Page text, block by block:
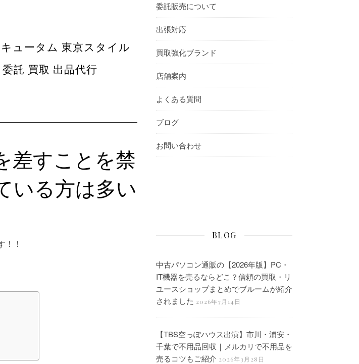
ュータム 東京スタイル
託 買取 出品代行
差すことを禁
いる方は多い
！！
委託販売について
出張対応
買取強化ブランド
店舗案内
よくある質問
ブログ
お問い合わせ
BLOG
中古パソコン通販の【2026年版】PC・
IT機器を売るならどこ？信頼の買取・リ
ユースショップまとめでブルームが紹介
されました 2026年7月14日
【TBS空っぽハウス出演】市川・浦安・
千葉で不用品回収｜メルカリで不用品を
売るコツもご紹介 2026年3月28日